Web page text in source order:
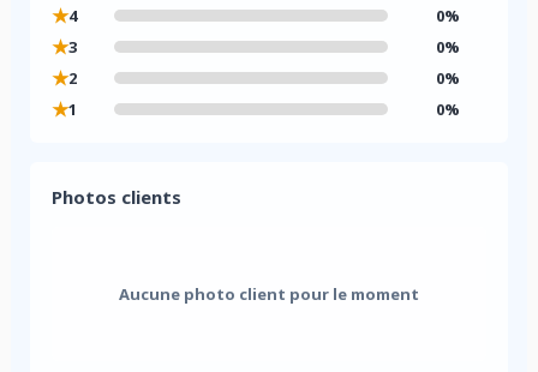
★4 0%
★3 0%
★2 0%
★1 0%
Photos clients
Aucune photo client pour le moment